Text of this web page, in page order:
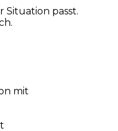
Situation passt.
mit